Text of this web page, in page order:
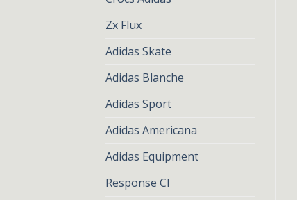
Zx Flux
Adidas Skate
Adidas Blanche
Adidas Sport
Adidas Americana
Adidas Equipment
Response Cl